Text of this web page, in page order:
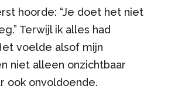
hoorde: “Je doet het niet
Terwijl ik alles had
voelde alsof mijn
niet alleen onzichtbaar
ook onvoldoende.